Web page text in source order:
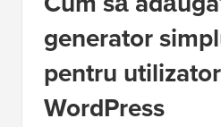
generator
pentru
WordPress